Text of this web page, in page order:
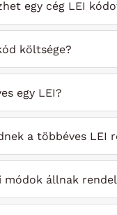
egy cég LEI
költsége?
egy LEI?
a többéves LEI
módok állnak